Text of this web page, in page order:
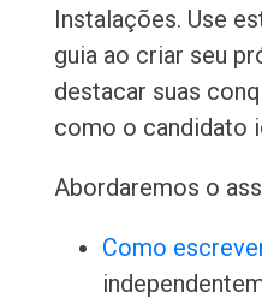
Instalações. Use
guia ao criar seu
destacar suas
como o candidato
Abordaremos o
Como